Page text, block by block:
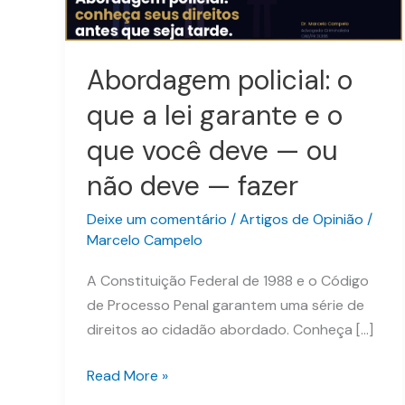
Abordagem policial: o
que a lei garante e o
que você deve — ou
não deve — fazer
Deixe um comentário /Artigos de Opinião /
Marcelo Campelo
A Constituição Federal de 1988 e o Código
de Processo Penal garantem uma série de
direitos ao cidadão abordado. Conheça […]
a
lei
e
o
que
você
deve
—
ou
deve
—
fazer
Read More »